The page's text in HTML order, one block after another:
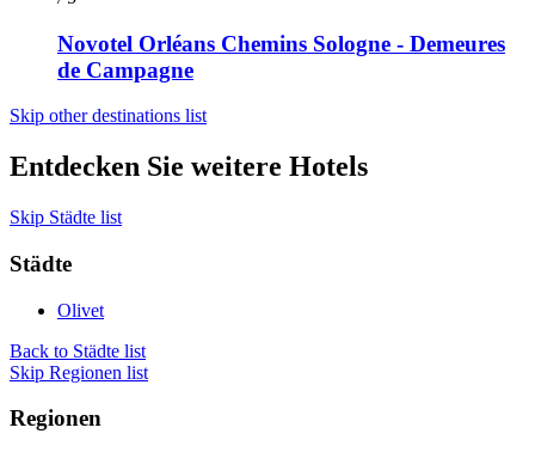
Novotel Orléans Chemins Sologne - Demeures
de Campagne
Skip other destinations list
Entdecken Sie weitere Hotels
Skip Städte list
Städte
Olivet
Back to Städte list
Skip Regionen list
Regionen